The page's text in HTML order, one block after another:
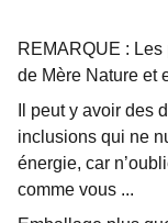
REMARQUE :
de Mère Nature et
Il peut y avoir des
inclusions qui ne
énergie, car
comme vous ...